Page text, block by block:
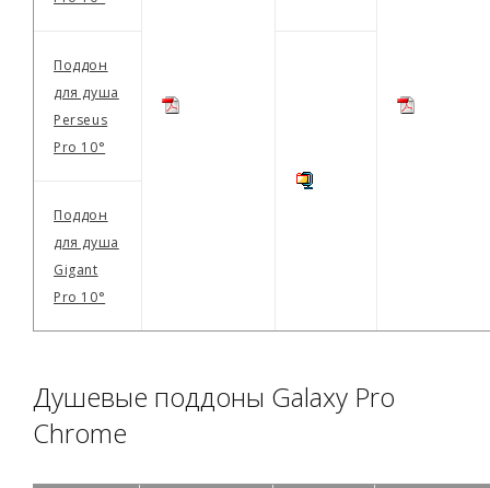
Поддон
для душа
Perseus
Pro 10°
Поддон
для душа
Gigant
Pro 10°
Душевые поддоны Galaxy Pro
Chrome